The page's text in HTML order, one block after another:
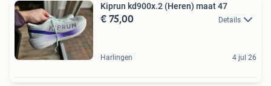
Kiprun kd900x.2 (Heren) maat 47
€ 75,00 Details
Harlingen 4 jul 26